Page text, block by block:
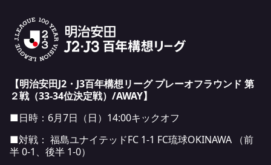
【明治安田J2・J3百年構想リーグ プレーオフラウンド 第
２戦（33-34位決定戦）/AWAY】
■日時：6月7日（日）14:00キックオフ
■対戦： 福島ユナイテッドFC 1-1 FC琉球OKINAWA （前
半 0-1、後半 1-0）